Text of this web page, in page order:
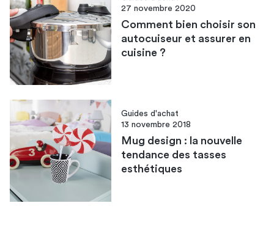
27 novembre 2020
Comment bien choisir son
autocuiseur et assurer en
cuisine ?
Guides d'achat
13 novembre 2018
Mug design : la nouvelle
tendance des tasses
esthétiques